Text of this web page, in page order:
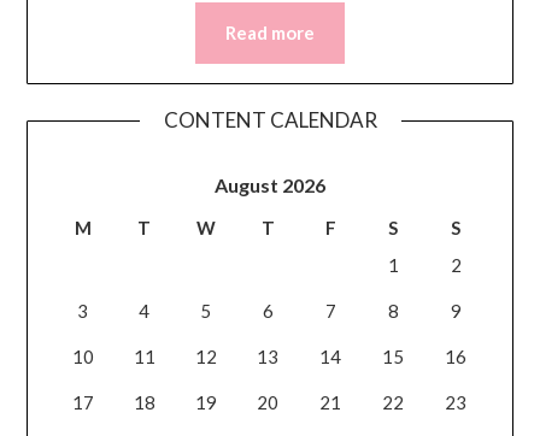
Read more
CONTENT CALENDAR
August 2026
M T W T F S
S
1
2
3 4 5 6 7 8 9
10 11 12 13 14 15 16
17 18 19 20 21 22 23